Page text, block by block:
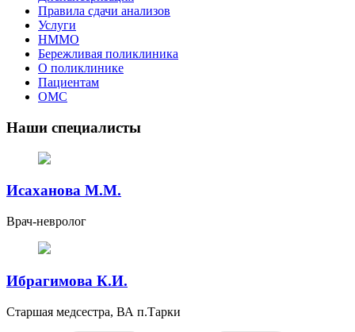
Правила сдачи анализов
Услуги
НММО
Бережливая поликлиника
О поликлинике
Пациентам
ОМС
Наши специалисты
Исаханова М.М.
Врач-невролог
Ибрагимова К.И.
Старшая медсестра, ВА п.Тарки